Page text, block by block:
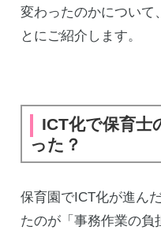
変わったのかについて
とにご紹介します。
ICT化で保育士
った？
保育園でICT化が進ん
たのが「事務作業の負